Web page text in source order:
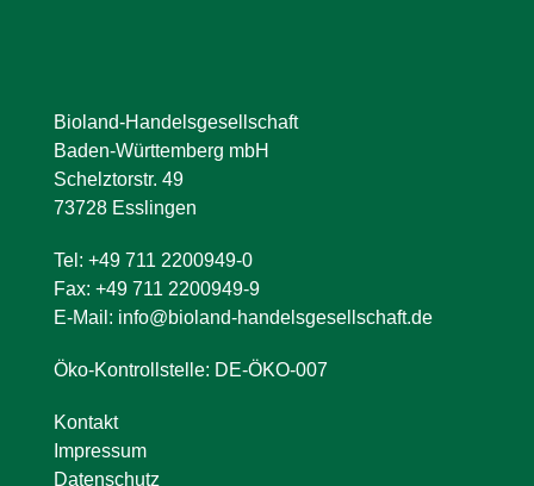
Bioland-Handelsgesellschaft
Baden-Württemberg mbH
Schelztorstr. 49
73728 Esslingen
Tel: +49 711 2200949-0
Fax: +49 711 2200949-9
E-Mail: info@bioland-handelsgesellschaft.de
Öko-Kontrollstelle: DE-ÖKO-007
Kontakt
Impressum
Datenschutz